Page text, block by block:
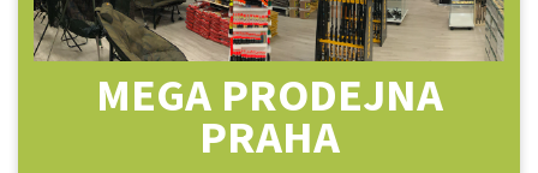
MEGA PRODEJNA
PRAHA